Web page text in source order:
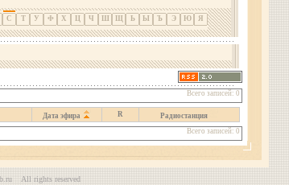
С Т У Ф Х Ц Ч Ш Щ Ь Ы Ъ Э Ю Я
Всего записей: 0
Дата эфира R
Радиостанция
Всего записей: 0
All rights reserved